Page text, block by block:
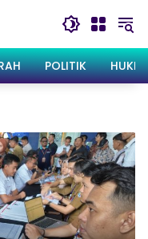
POLITIK